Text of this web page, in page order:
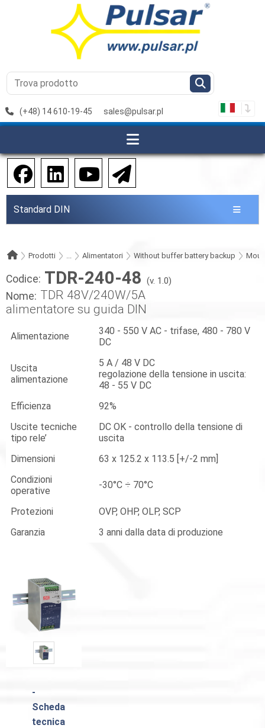
(+48) 14 610-19-45 sales@pulsar.pl
Standard DIN
Prodotti ... Alimentatori Without buffer battery backup
Codice: TDR-240-48 (v. 1.0)
Nome: TDR 48V/240W/5A
alimentatore su guida DIN
Alimentazione
340 - 550 V AC - trifase, 480 - 780 V
DC
Uscita
alimentazione
5 A / 48 V DC
regolazione della tensione in uscita:
48 - 55 V DC
Efficienza
92%
Uscite tecniche
tipo rele’
DC OK - controllo della tensione di
uscita
Dimensioni
63 x 125.2 x 113.5 [+/-2 mm]
Condizioni
operative
-30°C ÷ 70°C
Protezioni
OVP, OHP, OLP, SCP
Garanzia
3 anni dalla data di produzione
-
Scheda
tecnica